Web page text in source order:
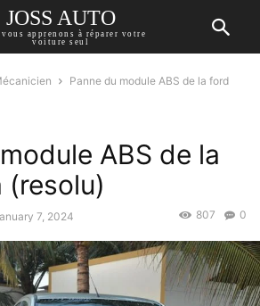
JOSS AUTO
vous apprenons à réparer votre
voiture seul
Panne du module ABS de la ford
ABS de la
7, 2024 0
807